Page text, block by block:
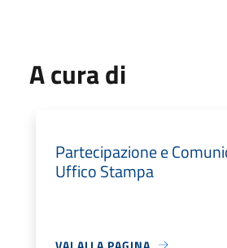
A cura di
Partecipazione e
Uffico Stampa